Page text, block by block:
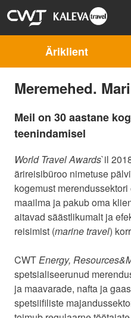
Äriklient
Meremehed.
Meil on 30 aastane
teenindamisel
World Travel Awards`il
ärireisibüroo nimetuse
kogemust
maailma ja pakub oma
aitavad säästlikumalt ja
reisimist (marine travel)
CWT Energy,
spetsialiseerunud
ja maavarade, nafta ja
spetsiifiliste